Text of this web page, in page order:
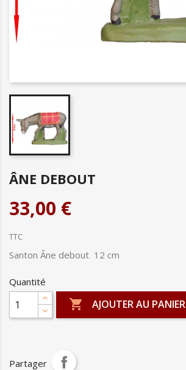
ÂNE DEBOUT
33,00 €
TTC
Santon Âne debout 12 cm
Quantité
 AJOUTER AU PANIER
Partager